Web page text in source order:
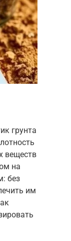
грунта
веществ
на
без
им